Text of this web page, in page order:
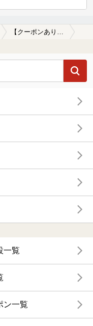
一覧
ン一覧